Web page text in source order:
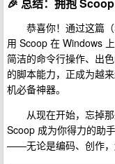
恭喜你！通过这篇（
用 Scoop 在 Windows
简洁的命令行操作、出
的脚本能力，正成为越
机必备神器。
从现在开始，忘掉那
Scoop 成为你得力的助
——无论是编码、创作，